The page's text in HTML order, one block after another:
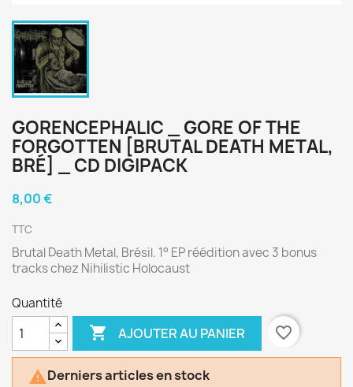
GORENCEPHALIC _ GORE OF THE
FORGOTTEN [BRUTAL DEATH METAL,
BRÉ] _ CD DIGIPACK
8,00 €
TTC
Brutal Death Metal, Brésil. 1° EP réédition avec 3 bonus
tracks chez Nihilistic Holocaust
Quantité
 AJOUTER AU PANIER favorite_border
Derniers articles en stock